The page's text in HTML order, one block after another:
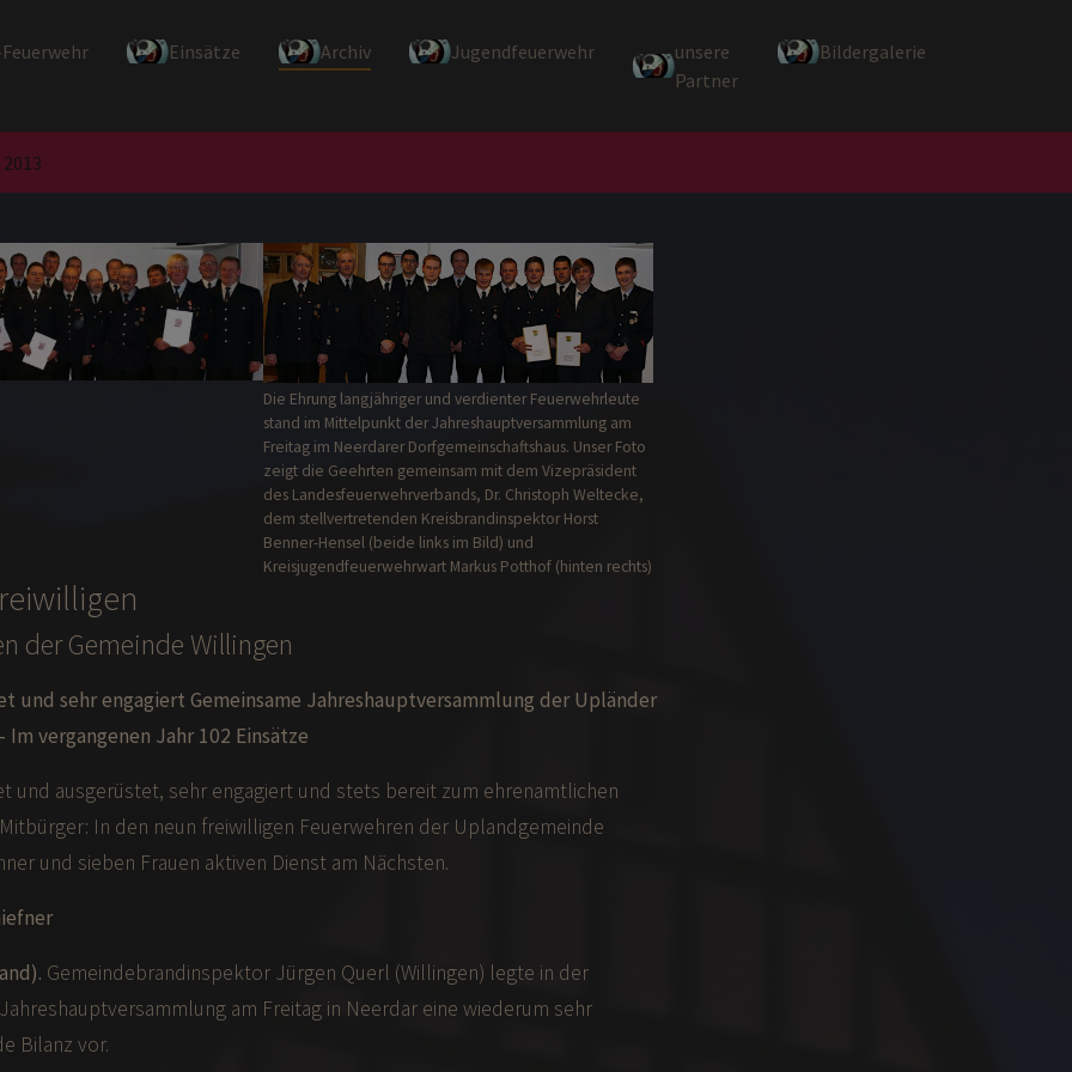
Einsätze Archiv Jugendfeuerwehr
unsere
Partner
Bildergalerie
Die Ehrung langjähriger und verdienter Feuerwehrleute
stand im Mittelpunkt der Jahreshauptversammlung am
Freitag im Neerdarer Dorfgemeinschaftshaus. Unser Foto
zeigt die Geehrten gemeinsam mit dem Vizepräsident
des Landesfeuerwehrverbands, Dr. Christoph Weltecke,
dem stellvertretenden Kreisbrandinspektor Horst
Benner-Hensel (beide links im Bild) und
Kreisjugendfeuerwehrwart Markus Potthof (hinten rechts)
der Gemeinde Willingen
und sehr engagiert Gemeinsame Jahreshauptversammlung der Upländer
Im vergangenen Jahr 102 Einsätze
und ausgerüstet, sehr engagiert und stets bereit zum ehrenamtlichen
In den neun freiwilligen Feuerwehren der Uplandgemeinde
und sieben Frauen aktiven Dienst am Nächsten.
Gemeindebrandinspektor Jürgen Querl (Willingen) legte in der
am Freitag in Neerdar eine wiederum sehr
Bilanz vor.